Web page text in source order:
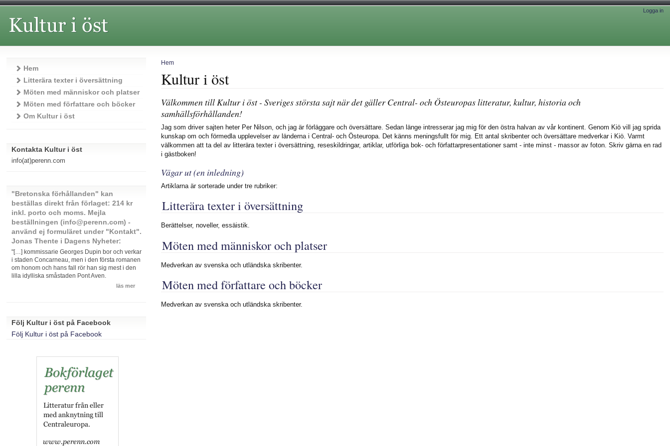
Logga in
Hem
Kultur i öst
Välkommen till Kultur i öst - Sveriges största sajt när det gäller Central- och Östeuropas litteratur, kultur, historia och
samhällsförhållanden!
Jag som driver sajten heter Per Nilson, och jag är förläggare och översättare. Sedan länge intresserar jag mig för den östra halvan av vår kontinent. Genom Kiö vill jag sprida
kunskap om och förmedla upplevelser av länderna i Central- och Östeuropa. Det känns meningsfullt för mig. Ett antal skribenter och översättare medverkar i Kiö. Varmt
välkommen att ta del av litterära texter i översättning, reseskildringar, artiklar, utförliga bok- och författarpresentationer samt - inte minst - massor av foton. Skriv gärna en rad
i gästboken!
Vägar ut (en inledning)
Artiklarna är sorterade under tre rubriker:
Litterära texter i översättning
Berättelser, noveller, essäistik.
Möten med människor och platser
Medverkan av svenska och utländska skribenter.
Möten med författare och böcker
Medverkan av svenska och utländska skribenter.
Hem
Litterära texter i översättning
Möten med människor och platser
Möten med författare och böcker
Om Kultur i öst
Kontakta Kultur i öst
info(at)perenn.com
"Bretonska förhållanden" kan
beställas direkt från förlaget: 214 kr
inkl. porto och moms. Mejla
beställningen (info@perenn.com) -
använd ej formuläret under "Kontakt".
Jonas Thente i Dagens Nyheter:
"[…] kommissarie Georges Dupin bor och verkar
i staden Concarneau, men i den första romanen
om honom och hans fall rör han sig mest i den
lilla idylliska småstaden Pont Aven.
läs mer
Följ Kultur i öst på Facebook
Följ Kultur i öst på Facebook